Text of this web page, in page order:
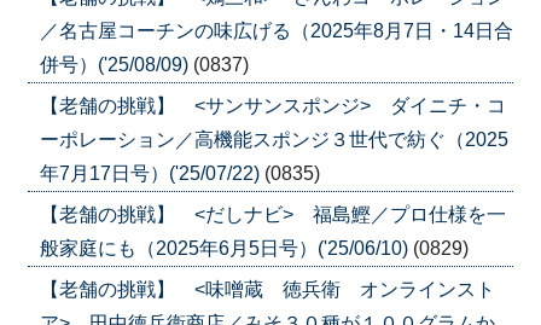
／名古屋コーチンの味広げる（2025年8月7日・14日合
併号）('25/08/09) (0837)
【老舗の挑戦】 <サンサンスポンジ> ダイニチ・コ
ーポレーション／高機能スポンジ３世代で紡ぐ（2025
年7月17日号）('25/07/22) (0835)
【老舗の挑戦】 <だしナビ> 福島鰹／プロ仕様を一
般家庭にも（2025年6月5日号）('25/06/10) (0829)
【老舗の挑戦】 <味噌蔵 徳兵衛 オンラインスト